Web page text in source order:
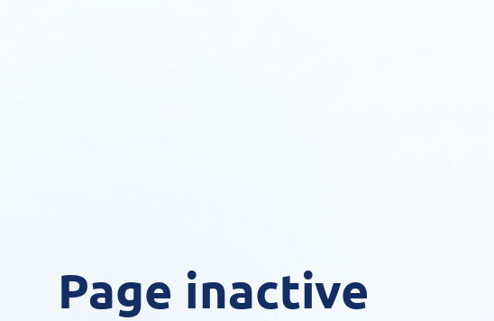
Page inactive